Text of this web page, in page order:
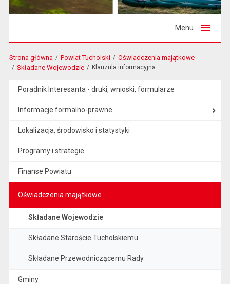
Menu
Strona główna Powiat Tucholski
Oświadczenia majątkowe
Składane Wojewodzie
Klauzula informacyjna
Poradnik Interesanta - druki, wnioski, formularze
Informacje formalno-prawne
Lokalizacja, środowisko i statystyki
Programy i strategie
Finanse Powiatu
Oświadczenia majątkowe
Składane Wojewodzie
Składane Staroście Tucholskiemu
Składane Przewodniczącemu Rady
Gminy